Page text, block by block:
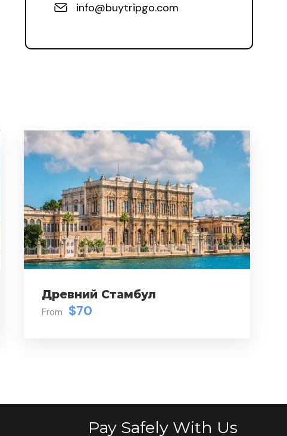
info@buytripgo.com
Древний Стамбул
From $70
Pay Safely With Us